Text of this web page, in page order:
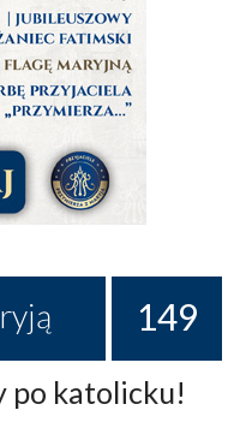
149
po katolicku!